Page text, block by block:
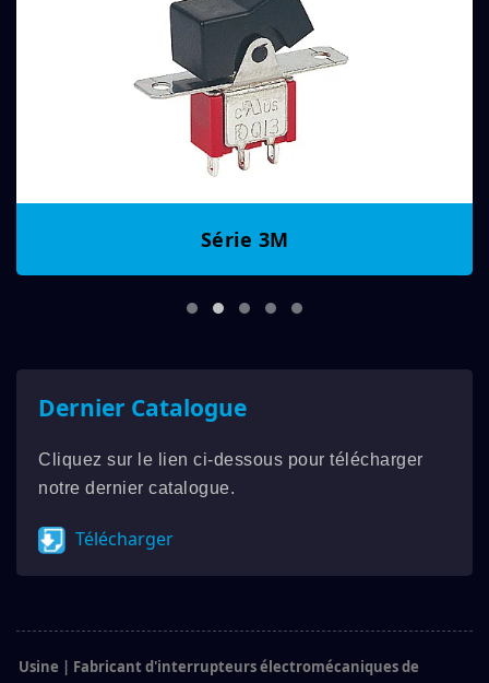
Série 3M
Dernier Catalogue
Cliquez sur le lien ci-dessous pour télécharger
notre dernier catalogue.
Télécharger
Usine | Fabricant d'interrupteurs électromécaniques de